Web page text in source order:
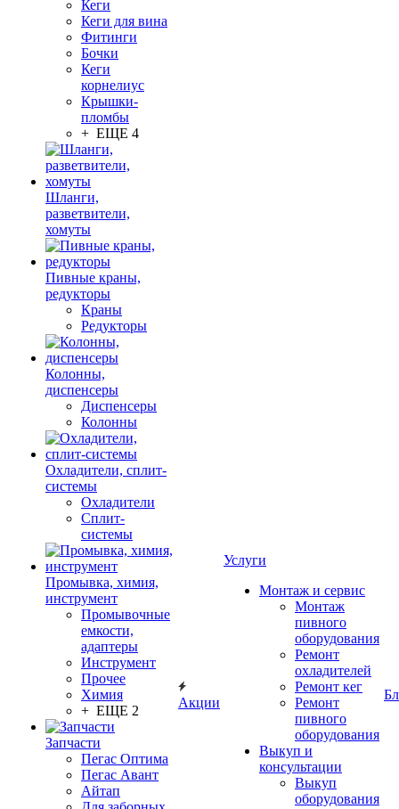
Кеги
Кеги для вина
Фитинги
Бочки
Кеги
корнелиус
Крышки-
пломбы
+ ЕЩЕ 4
Шланги,
разветвители,
хомуты
Пивные краны,
редукторы
Краны
Редукторы
Колонны,
диспенсеры
Диспенсеры
Колонны
Охладители, сплит-
системы
Охладители
Сплит-
системы
Промывка, химия,
инструмент
Промывочные
емкости,
адаптеры
Инструмент
Прочее
Химия
+ ЕЩЕ 2
Запчасти
Пегас Оптима
Пегас Авант
Айтап
Акции
Услуги
Монтаж и сервис
Монтаж
пивного
оборудования
Ремонт
охладителей
Ремонт кег
Ремонт
пивного
оборудования
Выкуп и
консультации
Выкуп
оборудования